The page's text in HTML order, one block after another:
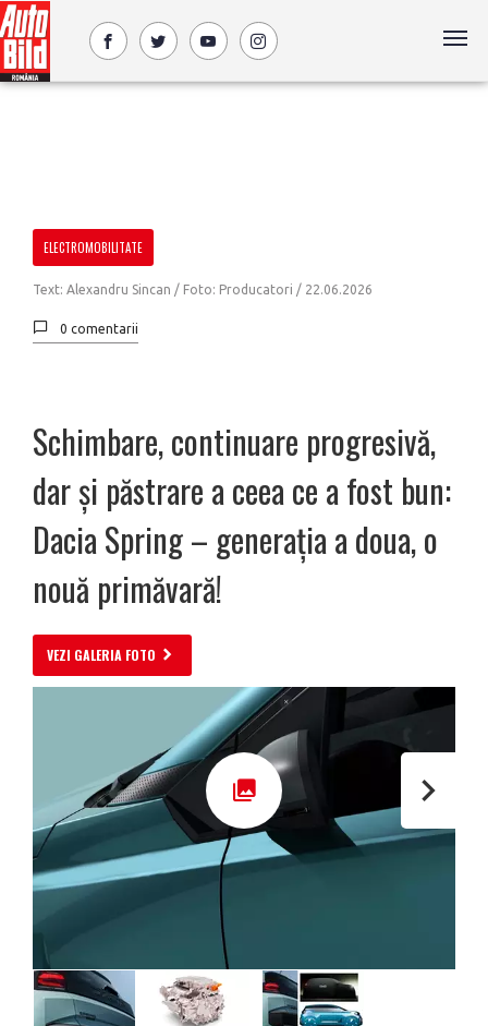
ELECTROMOBILITATE
Text: Alexandru Sincan / Foto: Producatori / 22.06.2026
0 comentarii
Schimbare, continuare progresivă,
dar și păstrare a ceea ce a fost bun:
Dacia Spring – generația a doua, o
nouă primăvară!
VEZI GALERIA FOTO